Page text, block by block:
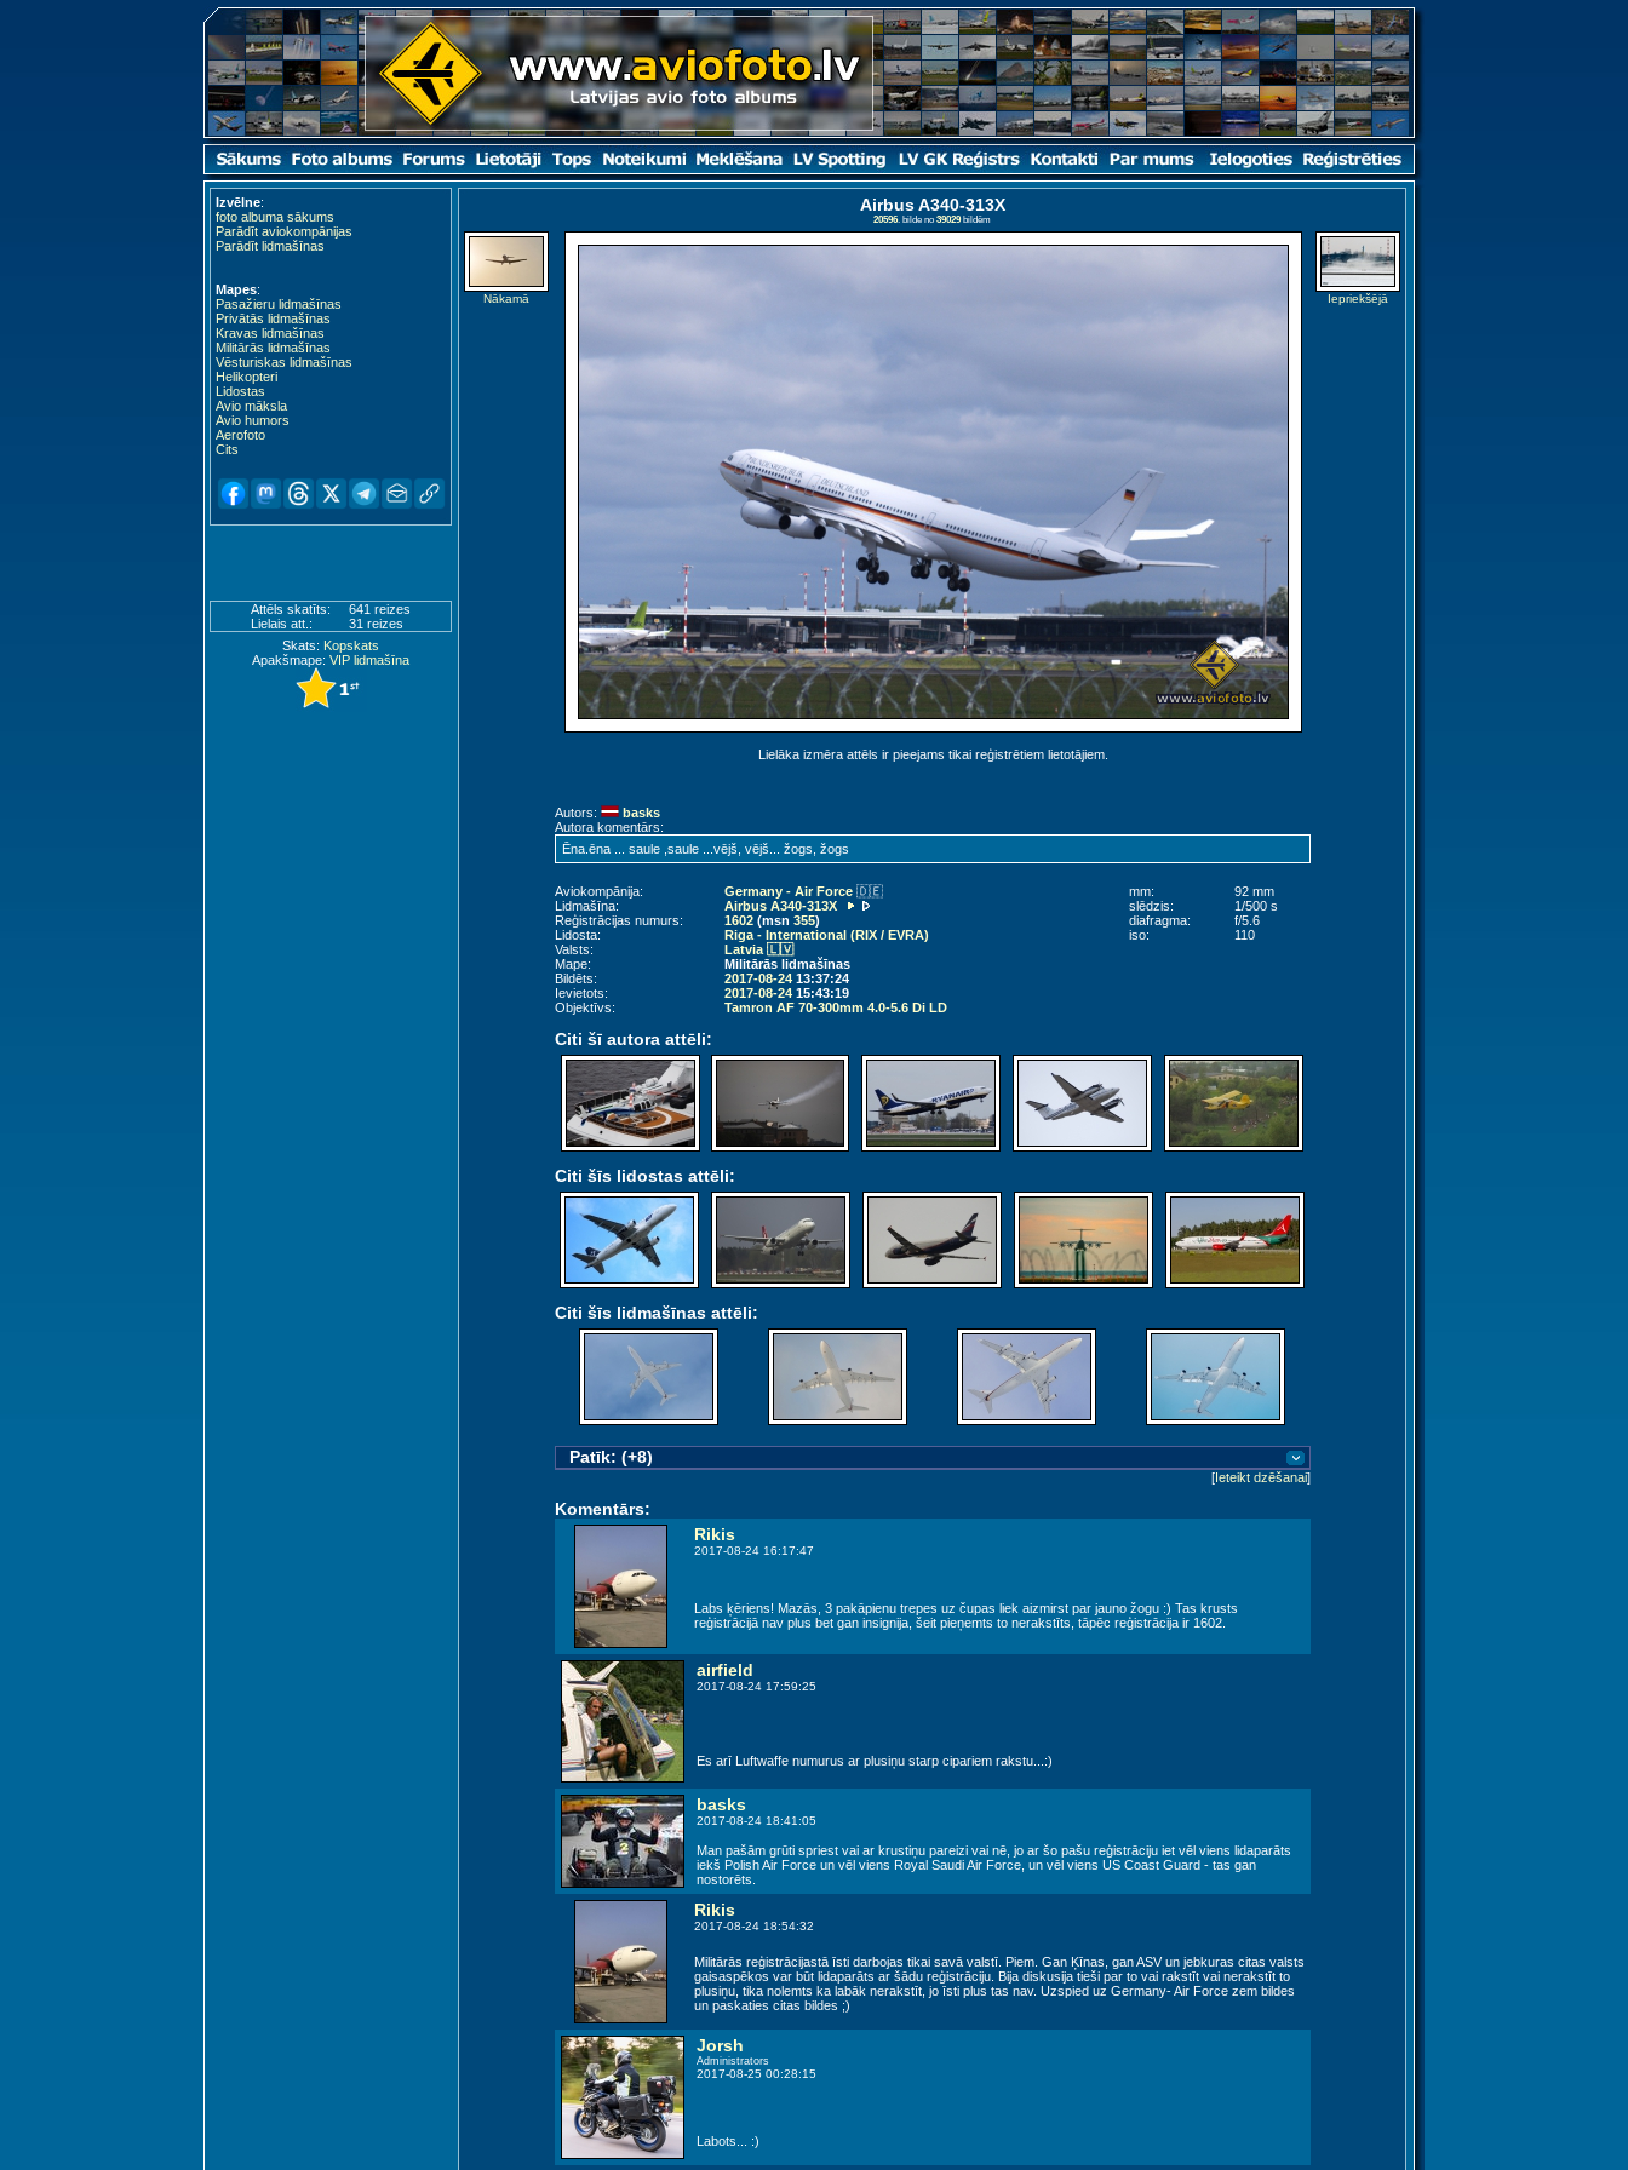
Izvēlne:
foto albuma sākums
Parādīt aviokompānijas
Parādīt lidmašīnas
Mapes:
Pasažieru lidmašīnas
Privātās lidmašīnas
Kravas lidmašīnas
Militārās lidmašīnas
Vēsturiskas lidmašīnas
Helikopteri
Lidostas
Avio māksla
Avio humors
Aerofoto
Cits
Attēls skatīts:
641 reizes
Lielais att.:
31 reizes
Skats: Kopskats
Apakšmape: VIP lidmašīna
Airbus A340-313X
20596. bilde no 39029bildēm
Nākamā
Lielāka izmēra attēls ir pieejams tikai reģistrētiem lietotājiem.
Iepriekšējā
Autors:
basks
Autora komentārs:
Ēna.ēna ... saule ,saule ...vējš, vējš... žogs, žogs
Aviokompānija: Germany - Air Force 🇩🇪
Lidmašīna:
Airbus A340-313X
Reģistrācijas numurs:
1602(msn 355)
Lidosta:
Riga - International (RIX / EVRA)
Valsts:
Latvia 🇱🇻
Mape:
Militārās lidmašīnas
Bildēts:
2017-08-2413:37:24
Ievietots:
2017-08-2415:43:19
Objektīvs:
Tamron AF 70-300mm 4.0-5.6 Di LD
mm:
92 mm
slēdzis:
1/500 s
diafragma:
f/5.6
iso:
110
Citi šī autora attēli:
Citi šīs lidostas attēli:
Citi šīs lidmašīnas attēli:
Patīk: (+8)
[Ieteikt dzēšanai]
Komentārs:
Rikis
2017-08-24 16:17:47
Labs ķēriens! Mazās, 3 pakāpienu trepes uz čupas liek aizmirst par jauno žogu :) Tas krusts
reģistrācijā nav plus bet gan insignija, šeit pieņemts to nerakstīts, tāpēc reģistrācija ir 1602.
airfield
2017-08-24 17:59:25
Es arī Luftwaffe numurus ar plusiņu starp cipariem rakstu...:)
basks
2017-08-24 18:41:05
Man pašām grūti spriest vai ar krustiņu pareizi vai nē, jo ar šo pašu reģistrāciju iet vēl viens lidaparāts
iekš Polish Air Force un vēl viens Royal Saudi Air Force, un vēl viens US Coast Guard - tas gan
nostorēts.
Rikis
2017-08-24 18:54:32
Militārās reģistrācijastā īsti darbojas tikai savā valstī. Piem. Gan Ķīnas, gan ASV un jebkuras citas valsts
gaisaspēkos var būt lidaparāts ar šādu reģistrāciju. Bija diskusija tieši par to vai rakstīt vai nerakstīt to
plusiņu, tika nolemts ka labāk nerakstīt, jo īsti plus tas nav. Uzspied uz Germany- Air Force zem bildes
un paskaties citas bildes ;)
Jorsh
Administrators
2017-08-25 00:28:15
Labots... :)